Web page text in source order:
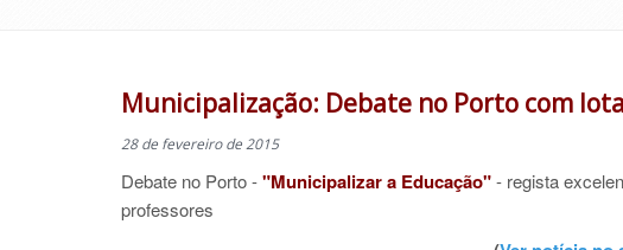
Municipalização: Debate no Porto com
28 de fevereiro de 2015
Debate no Porto -"Municipalizar a Educação"- regista
professores